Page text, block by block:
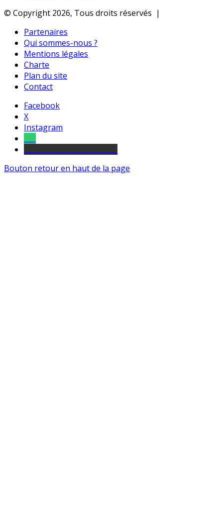
© Copyright 2026, Tous droits réservés |
Partenaires
Qui sommes-nous ?
Mentions légales
Charte
Plan du site
Contact
Facebook
X
Instagram
Bouton retour en haut de la page